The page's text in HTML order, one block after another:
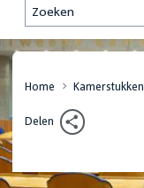
Zoeken
Home Kamerstukken
Delen